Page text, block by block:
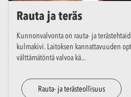
Rauta ja teräs
Kunnonvalvonta on rauta- ja
kulmakivi. Laitoksen kannattavuuden
välttämätöntä valvoa kä...
Rauta- ja terästeollisuus